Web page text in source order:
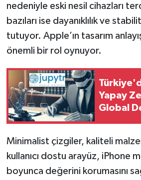
nedeniyle eski nesil cihazları
bazıları ise dayanıklılık ve
tutuyor. Apple’ın tasarım
önemli bir rol oynuyor.
Yapay
Global
Minimalist çizgiler, kaliteli
kullanıcı dostu arayüz, iPhone
boyunca değerini korumasını